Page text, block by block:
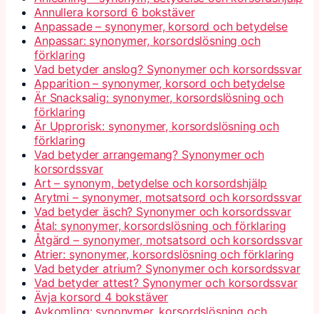
Annullera korsord 6 bokstäver
Anpassade – synonymer, korsord och betydelse
Anpassar: synonymer, korsordslösning och
förklaring
Vad betyder anslog? Synonymer och korsordssvar
Apparition – synonymer, korsord och betydelse
Är Snacksalig: synonymer, korsordslösning och
förklaring
Är Upprorisk: synonymer, korsordslösning och
förklaring
Vad betyder arrangemang? Synonymer och
korsordssvar
Art – synonym, betydelse och korsordshjälp
Arytmi – synonymer, motsatsord och korsordssvar
Vad betyder äsch? Synonymer och korsordssvar
Åtal: synonymer, korsordslösning och förklaring
Åtgärd – synonymer, motsatsord och korsordssvar
Atrier: synonymer, korsordslösning och förklaring
Vad betyder atrium? Synonymer och korsordssvar
Vad betyder attest? Synonymer och korsordssvar
Ävja korsord 4 bokstäver